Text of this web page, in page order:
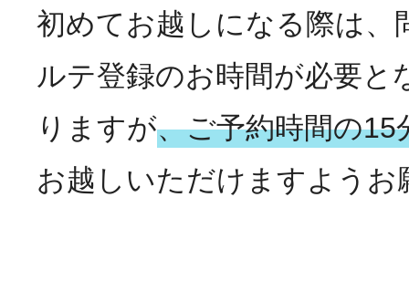
初めてお越しになる際は、
ルテ登録のお時間が必要と
りますが、ご予約時間の15
お越しいただけますようお